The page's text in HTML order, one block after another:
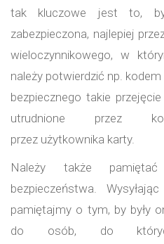
tak kluczowe jest to, by
zabezpieczona, najlepiej
wieloczynnikowego, w
należy potwierdzić np.
bezpiecznego takie
utrudnione przez
przez użytkownika karty.
Należy także
bezpieczeństwa.
pamiętajmy o tym, by były
do osób, do